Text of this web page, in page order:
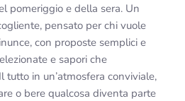
pomeriggio e della sera. Un
pensato per chi vuole
con proposte semplici e
e sapori che
tutto in un’atmosfera conviviale,
o bere qualcosa diventa parte